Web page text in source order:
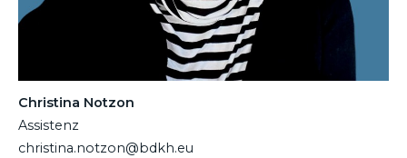
Christina Notzon
Assistenz
christina.notzon@bdkh.eu